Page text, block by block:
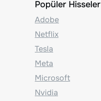
Popüler Hisseler
Adobe
Netflix
Tesla
Meta
Microsoft
Nvidia